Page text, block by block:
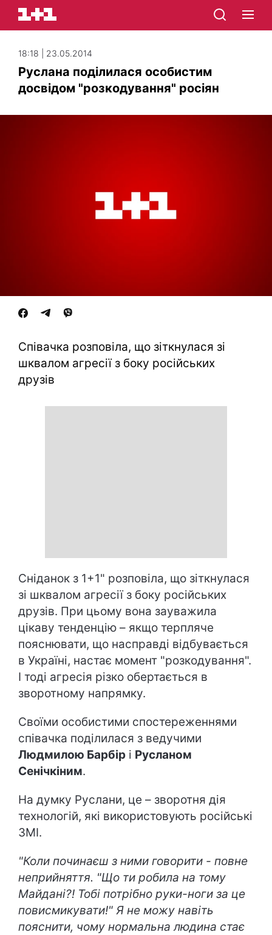
18:18 | 23.05.2014
Руслана поділилася особистим
досвідом "розкодування" росіян
Співачка розповіла, що зіткнулася зі
шквалом агресії з боку російських
друзів
Сніданок з 1+1" розповіла, що зіткнулася
зі шквалом агресії з боку російських
друзів. При цьому вона зауважила
цікаву тенденцію – якщо терпляче
пояснювати, що насправді відбувається
в Україні, настає момент "розкодування".
І тоді агресія різко обертається в
зворотному напрямку.
Своїми особистими спостереженнями
співачка поділилася з ведучими
Людмилою Барбір і Русланом
Сенічкіним.
На думку Руслани, це – зворотня дія
технологій, які використовують російські
ЗМІ.
"Коли починаєш з ними говорити - повне
неприйняття. "Що ти робила на тому
Майдані?! Тобі потрібно руки-ноги за це
повисмикувати!" Я не можу навіть
пояснити, чому нормальна людина стає